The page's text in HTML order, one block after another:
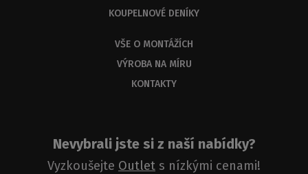
KOUPELNOVÉ DENÍKY
VŠE O MONTÁŽÍCH
VÝROBA NA MÍRU
KONTAKTY
Nevybrali jste si z naší nabídky?
Vyzkoušejte Outlet s nízkými cenami!